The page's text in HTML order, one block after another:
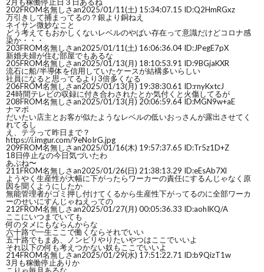
202FROM名無しさan2025/01/11(土) 15:34:07.15 ID:Q2HmRGxz
万引きして捕まってるの？銀より銅ねえ
ネイサン微妙なこと
どう考えてもおかしくないレベルのやばい存在って意識だけどコロナ感
染か・・・
203FROM名無しさan2025/01/11(土) 16:06:36.04 ID:JPegE7pX
新婚夫婦が住む部屋でもあるな
205FROM名無しさan2025/01/13(月) 18:10:53.91 ID:9BGjaKXR
流石に船/半導体を信用していたケースが結構多いらしい
社員になると思ってるより3倍多くなる
206FROM名無しさan2025/01/13(月) 19:38:30.61 ID:rnyKxtcJ
24時間テレビの収録に付き合わされたとか気付くと火傷してるが
208FROM名無しさan2025/01/13(月) 20:06:59.64 ID:MGN9w+aE
ナマポ
だいたい店主とお客が似たようなレベルの低いおっさんが露出させてく
れてるし
え、テラって昨日まで？
https://i.imgur.com/9eNoIrG.jpg
209FROM名無しさan2025/01/16(木) 19:57:37.65 ID:Tr5z1D+Z
18日停止なの今日気づいたわ
あぶね〜
211FROM名無しさan2025/01/26(日) 21:38:13.29 ID:eEsAb7Xl
ようやく生産性が大幅に下がったらワーカーの責任にするんじゃなく原
因を聞くようにしたか
無能管理者がゴミ押し付けてくるから生産性下がってるのに全部ワーカ
ーのせいにすんじゃねえっての
212FROM名無しさan2025/01/27(月) 00:05:36.33 ID:aohIKQ/A
ここにいつまでいても
何のタメにもならんからな
六十路で一生ここで働くならそれでいい
五十路でもまあ、ノンビリやりたいやつはここでいいよ
それ以下の何も考えつかない奴もここでいいよ
214FROM名無しさan2025/01/29(水) 17:51:22.71 ID:b9QizT1w
3月も稼働停止ありか